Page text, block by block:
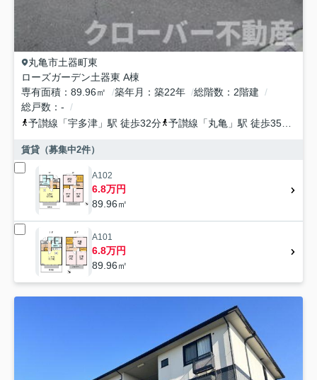
丸亀市土器町東
ローズガーデン土器東 A棟
専有面積
89.96㎡ 築年月 築22年 総階数
2階建
総戸数
-
予讃線 「宇多津 」駅 徒歩32分 予讃線 「丸亀 」駅 徒歩35分
賃貸（募集中2件）
A102
6.8万円
89.96㎡
A101
6.8万円
89.96㎡